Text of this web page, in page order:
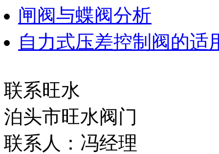
闸阀与蝶阀分析
自力式压差控制阀的适
联系旺水
泊头市旺水阀门
联系人：冯经理